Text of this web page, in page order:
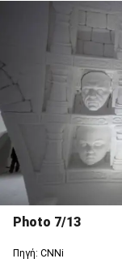
Photo 7/13
Πηγή: CNNi